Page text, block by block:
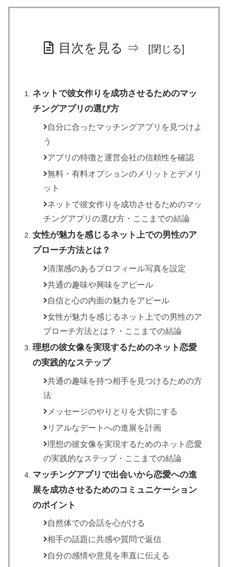
目次を見る ⇒
ネットで彼女作りを成功させるためのマッ
チングアプリの選び方
自分に合ったマッチングアプリを見つけよ
う
アプリの特徴と運営会社の信頼性を確認
無料・有料オプションのメリットとデメリ
ット
ネットで彼女作りを成功させるためのマッ
チングアプリの選び方・ここまでの結論
女性が魅力を感じるネット上での男性のア
プローチ方法とは？
清潔感のあるプロフィール写真を設定
共通の趣味や興味をアピール
自信と心の内面の魅力をアピール
女性が魅力を感じるネット上での男性のア
プローチ方法とは？・ここまでの結論
理想の彼女像を実現するためのネット恋愛
の実践的なステップ
共通の趣味を持つ相手を見つけるための方
法
メッセージのやりとりを大切にする
リアルなデートへの進展を計画
理想の彼女像を実現するためのネット恋愛
の実践的なステップ・ここまでの結論
マッチングアプリで出会いから恋愛への進
展を成功させるためのコミュニケーション
のポイント
自然体での会話を心がける
相手の話題に共感や質問で返信
自分の感情や意見を率直に伝える